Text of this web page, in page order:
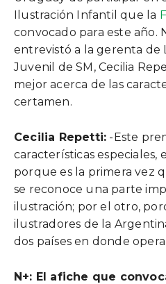
Ilustración Infantil que la
convocado para este año.
entrevistó a la gerenta de
Juvenil de SM, Cecilia
mejor acerca de las
certamen.
Cecilia Repetti: -Este
características especiales,
porque es la primera vez
se reconoce una parte
ilustración; por el otro,
ilustradores de la
dos países en donde opera
N+: El afiche que